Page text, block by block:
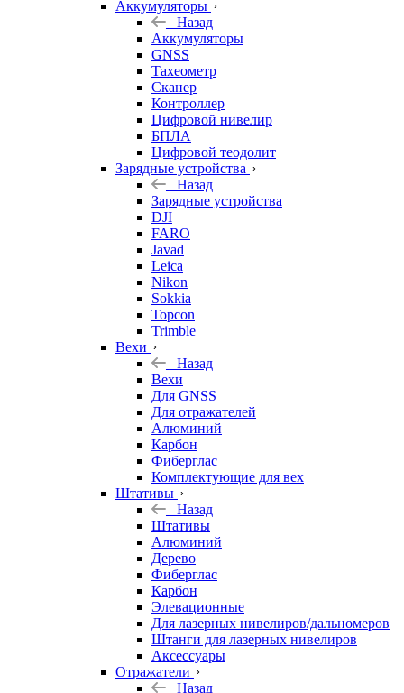
Аккумуляторы
Назад
Аккумуляторы
GNSS
Тахеометр
Сканер
Контроллер
Цифровой нивелир
БПЛА
Цифровой теодолит
Зарядные устройства
Назад
Зарядные устройства
DJI
FARO
Javad
Leica
Nikon
Sokkia
Topcon
Trimble
Вехи
Назад
Вехи
Для GNSS
Для отражателей
Алюминий
Карбон
Фиберглас
Комплектующие для вех
Штативы
Назад
Штативы
Алюминий
Дерево
Фиберглас
Карбон
Элевационные
Для лазерных нивелиров/дальномеров
Штанги для лазерных нивелиров
Аксессуары
Отражатели
Назад